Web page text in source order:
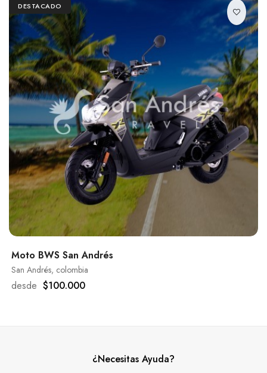
DESTACADO
Moto BWS San Andrés
San Andrés, colombia
desde $100.000
¿Necesitas Ayuda?